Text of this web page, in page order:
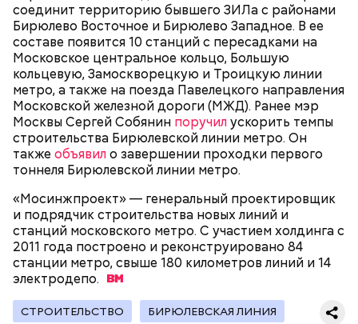
соединит территорию бывшего ЗИЛа с районами
Бирюлево Восточное и Бирюлево Западное. В ее
составе появится 10 станций с пересадками на
Московское центральное кольцо, Большую
кольцевую, Замоскворецкую и Троицкую линии
метро, а также на поезда Павелецкого направления
Московской железной дороги (МЖД). Ранее мэр
Москвы Сергей Собянин поручилускорить темпы
строительства Бирюлевской линии метро. Он
также объявило завершении проходки первого
тоннеля Бирюлевской линии метро.
«Мосинжпроект» — генеральный проектировщик
и подрядчик строительства новых линий и
станций московского метро. С участием холдинга с
2011 года построено и реконструировано 84
станции метро, свыше 180 километров линий и 14
электродепо.
СТРОИТЕЛЬСТВО БИРЮЛЕВСКАЯ ЛИНИЯ
аварийные дома;
здания с высоким уровнем износа;
дома, построенные до 1960 года;
дома, за включение в программу которых
проголосовало большинство их жителей.